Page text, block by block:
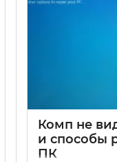
Комп не
и способы
ПК